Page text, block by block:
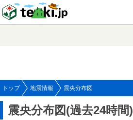
トップ 地震情報 震央分布図
震央分布図(過去24時間)